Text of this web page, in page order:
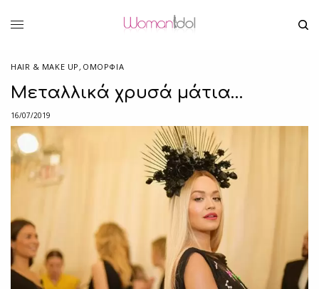
HAIR & MAKE UP , ΟΜΟΡΦΙΑ
Μεταλλικά χρυσά μάτια…
16/07/2019